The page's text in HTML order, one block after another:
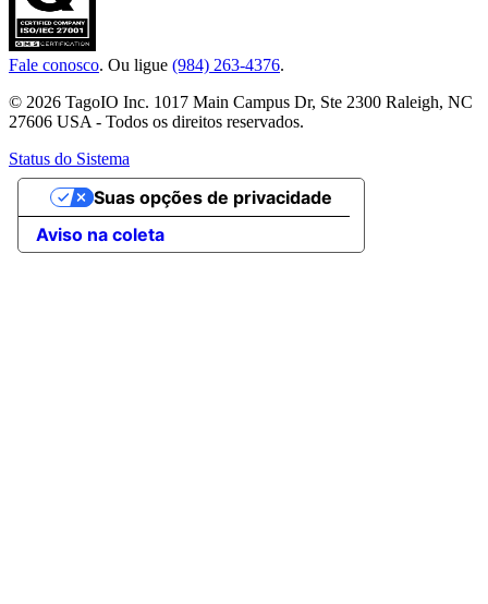
Fale conosco. Ou ligue (984) 263-4376.
© 2026 TagoIO Inc. 1017 Main Campus Dr, Ste 2300 Raleigh, NC
27606 USA - Todos os direitos reservados.
Status do Sistema
Aviso na coleta
Suas opções de privacidade